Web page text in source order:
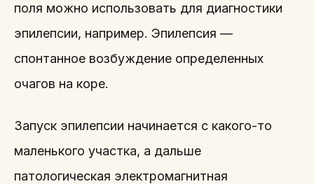
поля можно использовать для диагностики
эпилепсии, например. Эпилепсия —
спонтанное возбуждение определенных
очагов на коре.
Запуск эпилепсии начинается с какого-то
маленького участка, а дальше
патологическая электромагнитная